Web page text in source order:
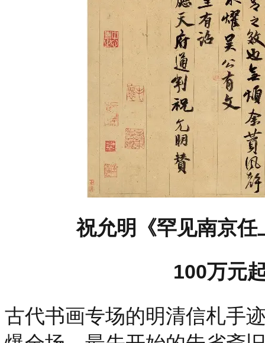
祝允明《罕见南京
100万元
古代书画专场的明清信札手